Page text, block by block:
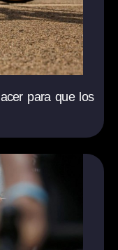
para que los